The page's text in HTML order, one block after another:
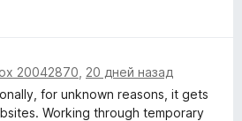
20042870 20 дней назад
for unknown reasons, it gets
Working through temporary